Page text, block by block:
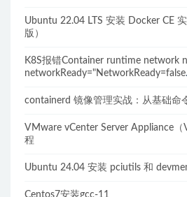
Ubuntu 22.04 LTS 安装 Docker CE
版）
K8S报错Container runtime network
networkReady="NetworkReady=false
containerd 镜像管理实战：从基础命
VMware vCenter Server Appliance（
程
Ubuntu 24.04 安装 pciutils 和